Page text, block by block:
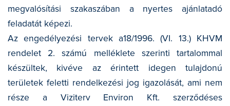
megvalósítási szakaszában a nyertes ajánlatadó
feladatát képezi.
Az engedélyezési tervek a18/1996. (VI. 13.) KHVM
rendelet 2. számú melléklete szerinti tartalommal
készültek, kivéve az érintett idegen tulajdonú
területek feletti rendelkezési jog igazolását, ami nem
része a Viziterv Environ Kft. szerződéses